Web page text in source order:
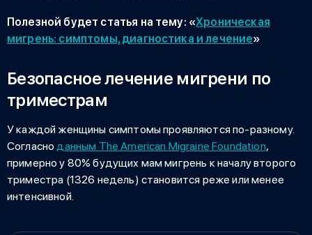
Полезной будет статья на тему: «Хроническая
мигрень: симптомы, диагностика и лечение»
Безопасное лечение мигрени по
триместрам
У каждой женщины симптомы проявляются по-разному.
Согласно данным The American Migraine Foundation,
примерно у 80% будущих мам мигрень к началу второго
триместра (1326 недель) становится реже или менее
интенсивной.